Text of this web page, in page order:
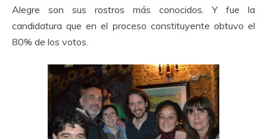
Alegre son sus rostros más conocidos. Y fue la
candidatura que en el proceso constituyente obtuvo el
80% de los votos.